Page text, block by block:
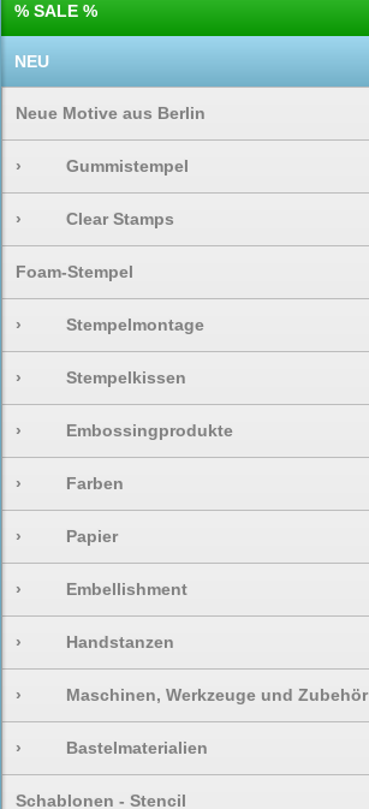
% SALE %
NEU
Neue Motive aus Berlin
› Gummistempel
› Clear Stamps
Foam-Stempel
› Stempelmontage
› Stempelkissen
› Embossingprodukte
› Farben
› Papier
› Embellishment
› Handstanzen
› Maschinen, Werkzeuge und Zubehör
› Bastelmaterialien
Schablonen - Stencil